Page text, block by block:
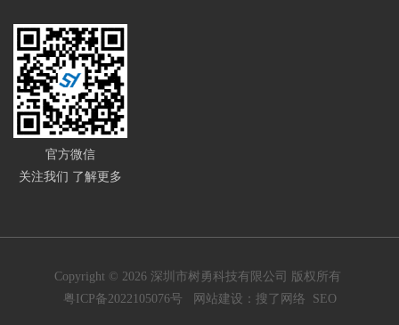
官方微信
关注我们 了解更多
Copyright © 2026 深圳市树勇科技有限公司 版权所有
粤ICP备2022105076号 网站建设： 搜了网络 SEO